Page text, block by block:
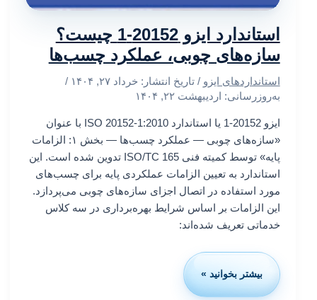
استاندارد ایزو 20152-1 چیست؟
سازه‌های چوبی، عملکرد چسب‌ها
استانداردهای ایزو / تاریخ انتشار: خرداد ۲۷, ۱۴۰۴
/
به‌روزرسانی: اردیبهشت ۲۲, ۱۴۰۴
ایزو 20152-1 یا استاندارد ISO 20152-1:2010 با عنوان
«سازه‌های چوبی — عملکرد چسب‌ها — بخش ۱: الزامات
پایه» توسط کمیته فنی ISO/TC 165 تدوین شده است. این
استاندارد به تعیین الزامات عملکردی پایه برای چسب‌های
مورد استفاده در اتصال اجزای سازه‌های چوبی می‌پردازد.
این الزامات بر اساس شرایط بهره‌برداری در سه کلاس
خدماتی تعریف شده‌اند:
استاندارد
ایزو
بیشتر بخوانید »